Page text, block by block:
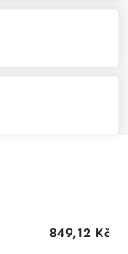
849,12 Kč